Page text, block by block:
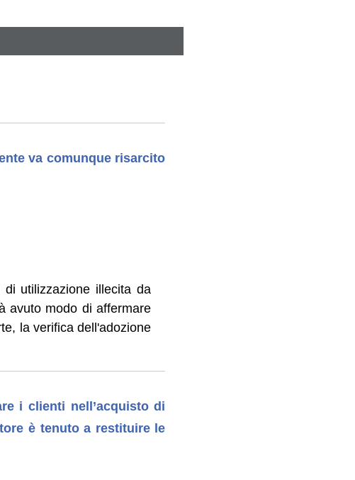
va comunque risarcito
utilizzazione illecita da
avuto modo di affermare
la verifica dell'adozione
i clienti nell’acquisto di
è tenuto a restituire le